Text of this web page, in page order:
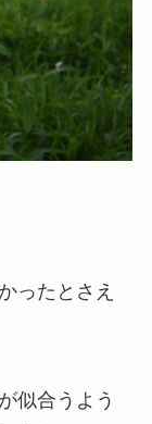
ったとさえ
似合うよう